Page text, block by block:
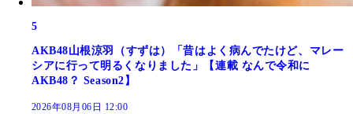
5
AKB48山根涼羽（すずは）「昔はよく病んでたけど、マレー
シアに行って明るくなりました」【連載 なんで令和に
AKB48？ Season2】
2026年08月06日 12:00